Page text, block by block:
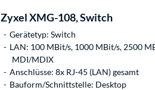
ZyxelXMG-108, Switch
Gerätetyp: Switch
LAN: 100 MBit/s, 1000 MBit/s, 2500
MDI/MDIX
Anschlüsse: 8x RJ-45 (LAN) gesamt
Bauform/Schnittstelle: Desktop